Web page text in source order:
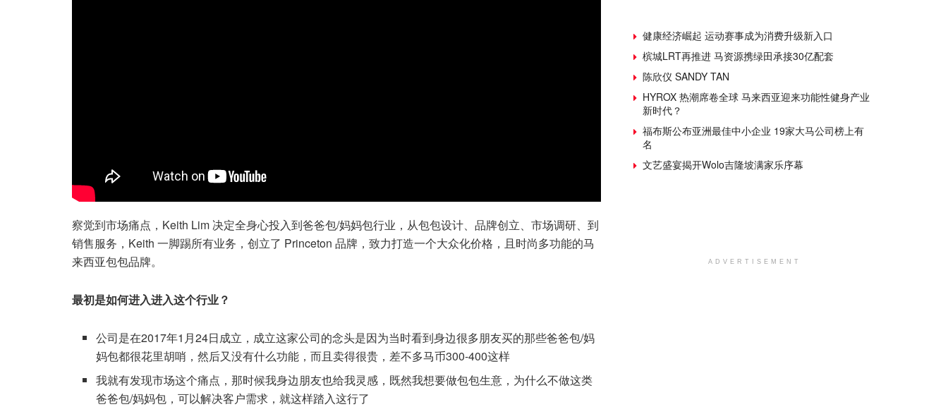
察觉到市场痛点，Keith Lim 决定全身心投入到爸爸包/妈妈包行业，从包包设计、品牌创立、市场调研、到
销售服务，Keith 一脚踢所有业务，创立了 Princeton 品牌，致力打造一个大众化价格，且时尚多功能的马
来西亚包包品牌。
最初是如何进入进入这个行业？
公司是在2017年1月24日成立，成立这家公司的念头是因为当时看到身边很多朋友买的那些爸爸包/妈
妈包都很花里胡哨，然后又没有什么功能，而且卖得很贵，差不多马币300-400这样
我就有发现市场这个痛点，那时候我身边朋友也给我灵感，既然我想要做包包生意，为什么不做这类
爸爸包/妈妈包，可以解决客户需求，就这样踏入这行了
健康经济崛起 运动赛事成为消费升级新入口
槟城LRT再推进 马资源携绿田承接30亿配套
陈欣仪 SANDY TAN
HYROX 热潮席卷全球 马来西亚迎来功能性健身产业
新时代？
福布斯公布亚洲最佳中小企业 19家大马公司榜上有
名
文艺盛宴揭开Wolo吉隆坡满家乐序幕
ADVERTISEMENT